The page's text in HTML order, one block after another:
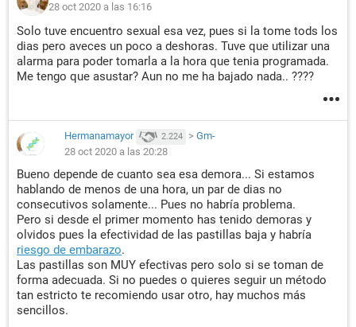
28 oct 2020 a las 16:16
Solo tuve encuentro sexual esa vez, pues si la tome tods los
dias pero aveces un poco a deshoras. Tuve que utilizar una
alarma para poder tomarla a la hora que tenia programada.
Me tengo que asustar? Aun no me ha bajado nada.. ????
Hermanamayor 2.224 > Gm-
28 oct 2020 a las 20:28
Bueno depende de cuanto sea esa demora... Si estamos
hablando de menos de una hora, un par de dias no
consecutivos solamente... Pues no habría problema.
Pero si desde el primer momento has tenido demoras y
olvidos pues la efectividad de las pastillas baja y habría
riesgo de embarazo.
Las pastillas son MUY efectivas pero solo si se toman de
forma adecuada. Si no puedes o quieres seguir un método
tan estricto te recomiendo usar otro, hay muchos más
sencillos.